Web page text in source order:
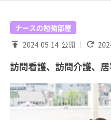
ナースの勉強部屋
2024.05.14 公開
訪問看護、訪問介護、